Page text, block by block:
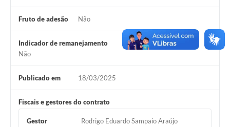
Fruto de adesão Não
Indicador de remanejamento
Não
Publicado em 18/03/2025
Fiscais e gestores do contrato
Gestor Rodrigo Eduardo Sampaio Araújo